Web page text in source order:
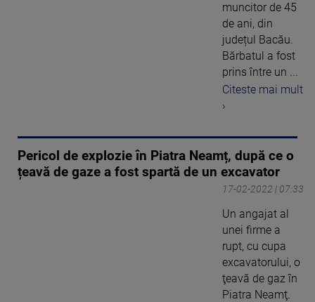
muncitor de 45
de ani, din
județul Bacău.
Bărbatul a fost
prins între un ...
Citeste mai mult
›
Pericol de explozie în Piatra Neamț, după ce o
țeavă de gaze a fost spartă de un excavator
17-02-2022 | 07:33
Un angajat al
unei firme a
rupt, cu cupa
excavatorului, o
ţeavă de gaz în
Piatra Neamţ.